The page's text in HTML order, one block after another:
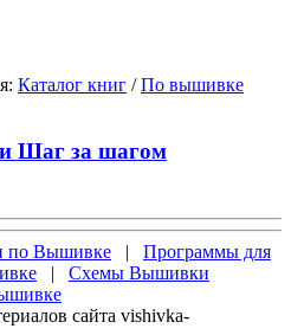
Каталог книг /По вышивке
Шаг за шагом
по Вышивке | Программы для
| Схемы Вышивки
сайта vishivka-